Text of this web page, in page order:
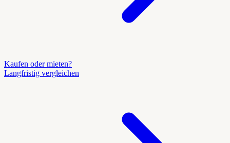
Kaufen oder mieten?
Langfristig vergleichen